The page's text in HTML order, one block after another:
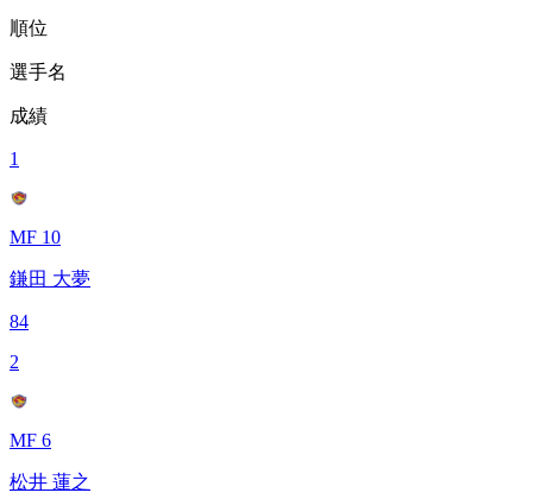
順位
選手名
成績
1
MF 10
鎌田 大夢
84
2
MF 6
松井 蓮之